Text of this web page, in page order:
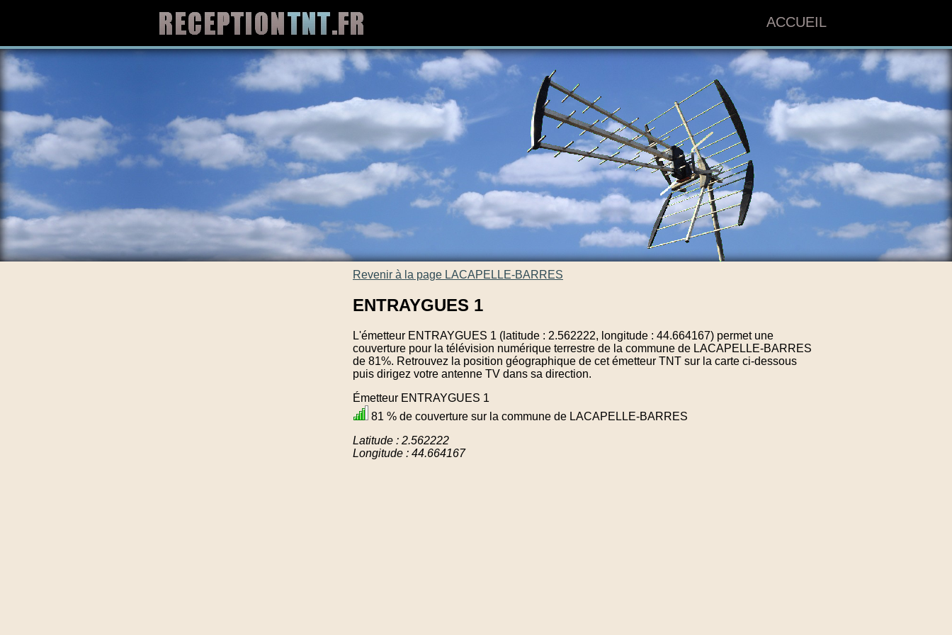
ACCUEIL
Revenir à la page LACAPELLE-BARRES
ENTRAYGUES 1
L'émetteur ENTRAYGUES 1 (latitude : 2.562222, longitude : 44.664167) permet une
couverture pour la télévision numérique terrestre de la commune de LACAPELLE-BARRES
de 81%. Retrouvez la position géographique de cet émetteur TNT sur la carte ci-dessous
puis dirigez votre antenne TV dans sa direction.
Émetteur ENTRAYGUES 1
81 % de couverture sur la commune de LACAPELLE-BARRES
Latitude : 2.562222
Longitude : 44.664167